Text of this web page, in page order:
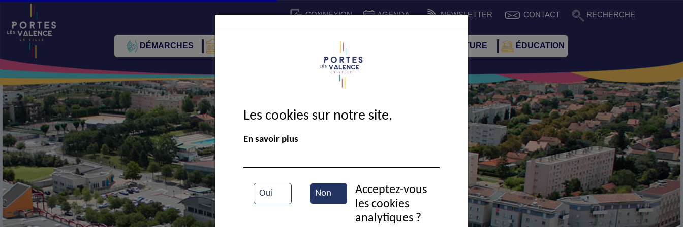
CONNEXION AGENDA NEWSLETTER CONTACT RECHERCHE
DÉMARCHES CADRE DE VIE SPORT ET CULTURE ÉDUCATION
La mairie de Portes-lès-Valence
Précédent Suivant
Les cookies sur notre site.
En savoir plus
Oui Non
Acceptez-vous
les cookies
analytiques ?